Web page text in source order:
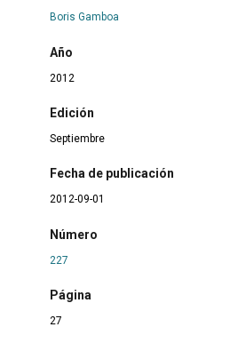
Boris Gamboa
Año
2012
Edición
Septiembre
Fecha de publicación
2012-09-01
Número
227
Página
27